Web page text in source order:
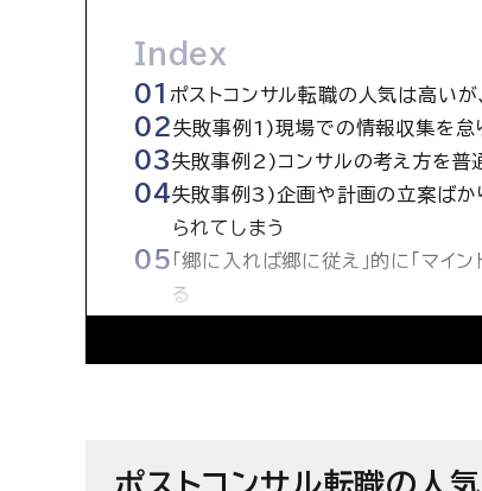
Index
ポストコンサル転職の人気は高い
失敗事例1)現場での情報収集を怠
失敗事例2)コンサルの考え方を普
失敗事例3)企画や計画の立案ばか
られてしまう
「郷に入れば郷に従え」的に「マイ
る
ポストコンサル転職の人